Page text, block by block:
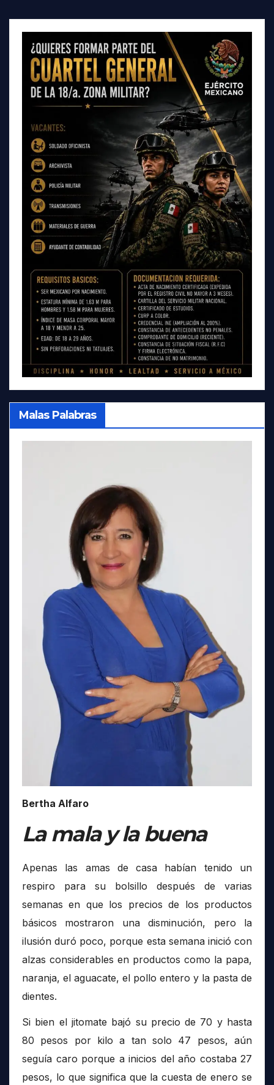
Malas Palabras
Bertha Alfaro
La mala y la buena
Apenas las amas de casa habían tenido un
respiro para su bolsillo después de varias
semanas en que los precios de los productos
básicos mostraron una disminución, pero la
ilusión duró poco, porque esta semana inició con
alzas considerables en productos como la papa,
naranja, el aguacate, el pollo entero y la pasta de
dientes.
Si bien el jitomate bajó su precio de 70 y hasta
80 pesos por kilo a tan solo 47 pesos, aún
seguía caro porque a inicios del año costaba 27
pesos, lo que significa que la cuesta de enero se